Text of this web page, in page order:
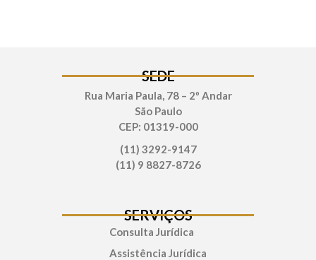
SEDE
Rua Maria Paula, 78 – 2º Andar
São Paulo
CEP: 01319-000
(11) 3292-9147
(11) 9 8827-8726
SERVIÇOS
Consulta Jurídica
Assistência Jurídica